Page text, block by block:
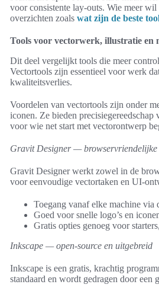
voor consistente lay-outs. Wie meer
overzichten zoals wat zijn de beste
Tools voor vectorwerk, illustratie en
Dit deel vergelijkt tools die meer
Vectortools zijn essentieel voor werk
kwaliteitsverlies.
Voordelen van vectortools zijn onder
iconen. Ze bieden
voor wie net start met vectorontwerp
Gravit Designer — browservriendelijke
Gravit Designer werkt zowel in de
voor eenvoudige vectortaken en UI-
Toegang vanaf elke machine
Goed voor snelle logo’s en
Gratis opties genoeg voor
Inkscape — open-source en uitgebreid
Inkscape is een gratis, krachtig
standaard en wordt gedragen door een